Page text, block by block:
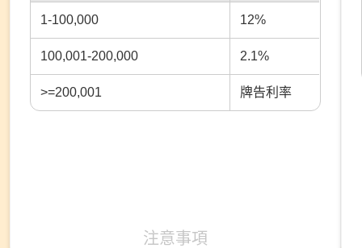
1-100,000 12%
100,001-200,000 2.1%
>=200,001 牌告利率
注意事項